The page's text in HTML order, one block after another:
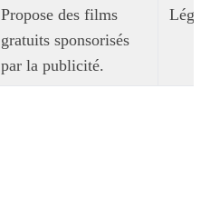
Propose des films
gratuits sponsorisés
par la publicité.
Légal